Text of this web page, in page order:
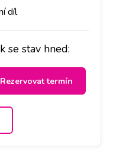
díl
se stav hned:
Rezervovat termín